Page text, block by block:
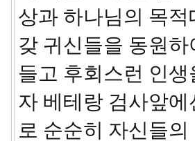
상과 하나님의 목
갖 귀신들을 동원
들고 후회스런 인
자 베테랑 검사앞
로 순순히 자신들